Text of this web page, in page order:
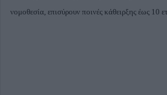
νομοθεσία, επισύρουν ποινές κάθειρξης έως 10